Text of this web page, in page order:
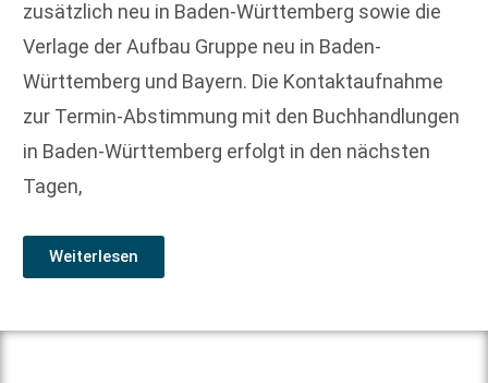
zusätzlich neu in Baden-Württemberg sowie die
Verlage der Aufbau Gruppe neu in Baden-
Württemberg und Bayern. Die Kontaktaufnahme
zur Termin-Abstimmung mit den Buchhandlungen
in Baden-Württemberg erfolgt in den nächsten
Tagen,
Weiterlesen